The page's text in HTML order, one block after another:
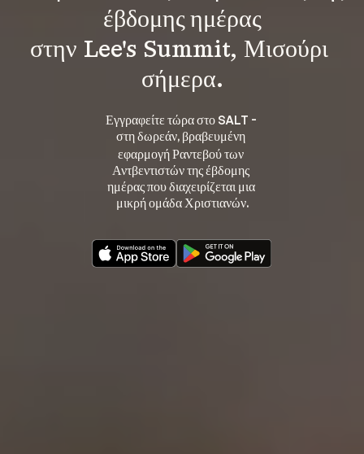
έβδομης ημέρας
στην Lee's Summit, Μισούρι
σήμερα.
Εγγραφείτε τώρα στο SALT -
στη δωρεάν, βραβευμένη
εφαρμογή Ραντεβού των
Αντβεντιστών της έβδομης
ημέρας που διαχειρίζεται μια
μικρή ομάδα Χριστιανών.